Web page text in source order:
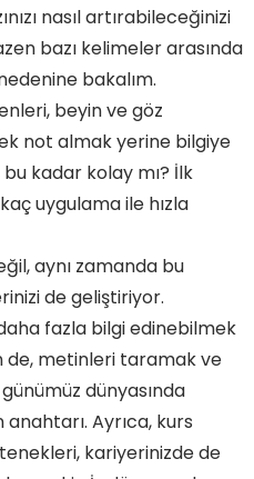
nasıl artırabileceğinizi
bazı kelimeler arasında
bakalım.
beyin ve göz
not almak yerine bilgiye
bu kadar kolay mı? İlk
uygulama ile hızla
aynı zamanda bu
de geliştiriyor.
fazla bilgi edinebilmek
de, metinleri taramak ve
dünyasında
Ayrıca, kurs
kariyerinizde de